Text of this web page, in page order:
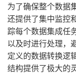
为了确保整个数据
还提供了集中监控
踪每个数据集成任
以及时进行处理，
定义的数据转换逻
结构提供了极大的